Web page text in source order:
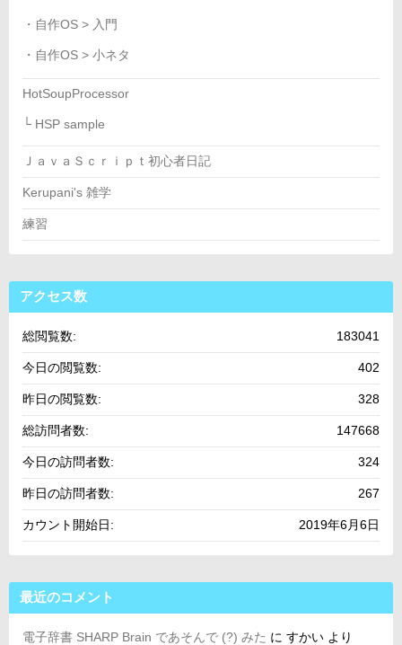
・自作OS > 入門
・自作OS > 小ネタ
HotSoupProcessor
└ HSP sample
ＪａｖａＳｃｒｉｐｔ初心者日記
Kerupani's 雑学
練習
アクセス数
183041
総閲覧数:
402
今日の閲覧数:
328
昨日の閲覧数:
147668
総訪問者数:
324
今日の訪問者数:
267
昨日の訪問者数:
2019年6月6日
カウント開始日:
最近のコメント
電子辞書 SHARP Brain であそんで (?) みた に すかい より